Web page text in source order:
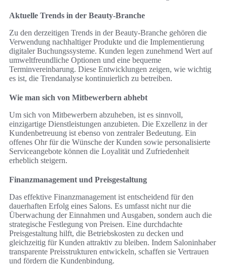
Aktuelle Trends in der Beauty-Branche
Zu den derzeitigen Trends in der Beauty-Branche gehören die
Verwendung nachhaltiger Produkte und die Implementierung
digitaler Buchungssysteme. Kunden legen zunehmend Wert auf
umweltfreundliche Optionen und eine bequeme
Terminvereinbarung. Diese Entwicklungen zeigen, wie wichtig
es ist, die Trendanalyse kontinuierlich zu betreiben.
Wie man sich von Mitbewerbern abhebt
Um sich von Mitbewerbern abzuheben, ist es sinnvoll,
einzigartige Dienstleistungen anzubieten. Die Exzellenz in der
Kundenbetreuung ist ebenso von zentraler Bedeutung. Ein
offenes Ohr für die Wünsche der Kunden sowie personalisierte
Serviceangebote können die Loyalität und Zufriedenheit
erheblich steigern.
Finanzmanagement und Preisgestaltung
Das effektive Finanzmanagement ist entscheidend für den
dauerhaften Erfolg eines Salons. Es umfasst nicht nur die
Überwachung der Einnahmen und Ausgaben, sondern auch die
strategische Festlegung von Preisen. Eine durchdachte
Preisgestaltung hilft, die Betriebskosten zu decken und
gleichzeitig für Kunden attraktiv zu bleiben. Indem Saloninhaber
transparente Preisstrukturen entwickeln, schaffen sie Vertrauen
und fördern die Kundenbindung.